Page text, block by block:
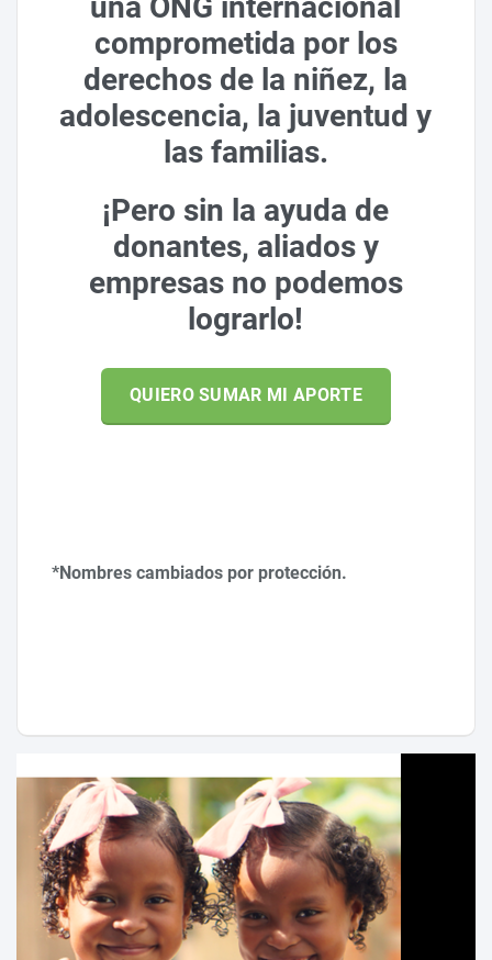
comprometida por los
derechos de la niñez, la
adolescencia, la juventud y
las familias.
¡Pero sin la ayuda de
donantes, aliados y
empresas no podemos
lograrlo!
QUIERO SUMAR MI APORTE
*Nombres cambiados por protección.